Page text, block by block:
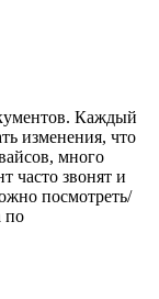
Каждый
изменения, что
много
часто звонят и
посмотреть/
по